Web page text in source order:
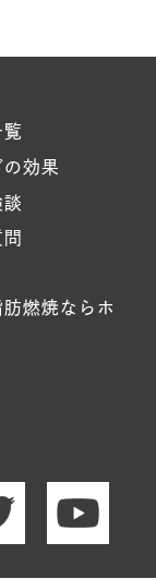
効果
燃焼ならホ